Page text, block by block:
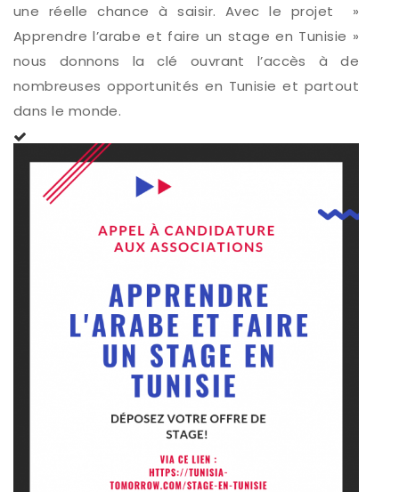
une réelle chance à saisir. Avec le projet »
Apprendre l’arabe et faire un stage en Tunisie »
nous donnons la clé ouvrant l’accès à de
nombreuses opportunités en Tunisie et partout
dans le monde.